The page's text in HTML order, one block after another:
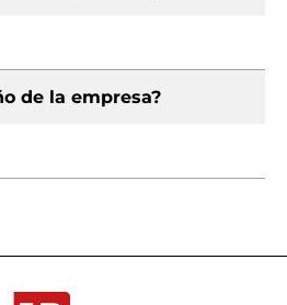
de la empresa?